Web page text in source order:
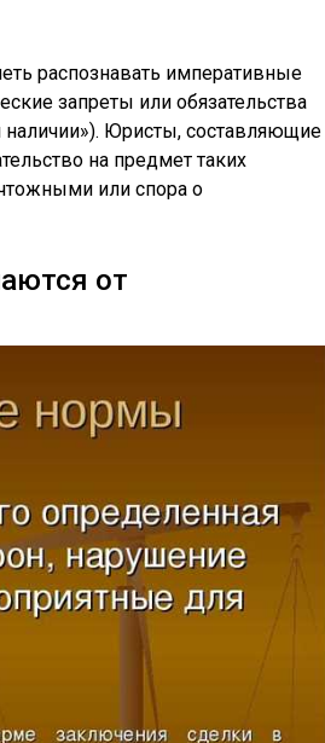
распознавать императивные
запреты или обязательства
наличии»). Юристы, составляющие
на предмет таких
или спора о
от